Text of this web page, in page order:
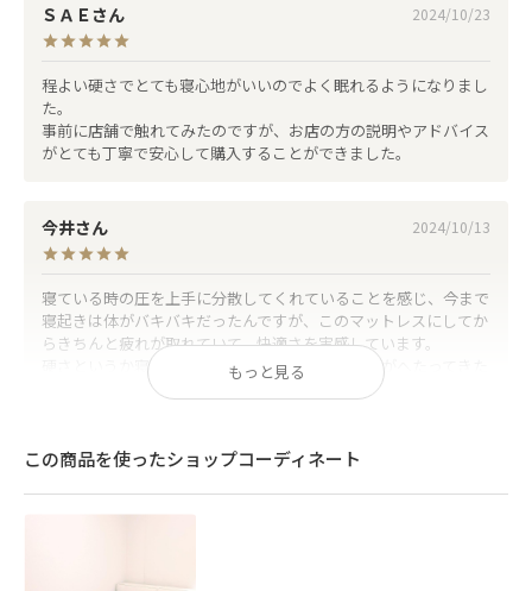
9層もの内部構造が高いクッション性や耐久性
ＳＡＥ 2024/10/23
程よい硬さでとても寝心地がいいのでよく眠れるようになりまし
た。
事前に店舗で触れてみたのですが、お店の方の説明やアドバイス
がとても丁寧で安心して購入することができました。
今井 2024/10/13
寝ている時の圧を上手に分散してくれていることを感じ、今まで
寝起きは体がバキバキだったんですが、このマットレスにしてか
らきちんと疲れが取れていて、快適さを実感しています。
硬さというか寝心地もちょうど良く、マットレスがへたってきた
という親用にプレゼントをしてしまったほど、とても気に入って
もっと見る
この商品を使ったショップコーディネート